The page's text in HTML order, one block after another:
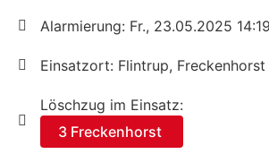
Alarmierung: Fr., 23.05.2025 14:19
Einsatzort: Flintrup, Freckenhorst
Löschzug im Einsatz:
3 Freckenhorst